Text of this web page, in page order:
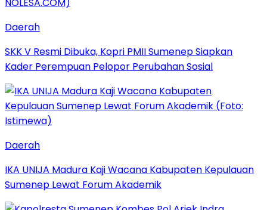
Daerah
SKK V Resmi Dibuka, Kopri PMII Sumenep Siapkan
Kader Perempuan Pelopor Perubahan Sosial
Daerah
IKA UNIJA Madura Kaji Wacana Kabupaten Kepulauan
Sumenep Lewat Forum Akademik